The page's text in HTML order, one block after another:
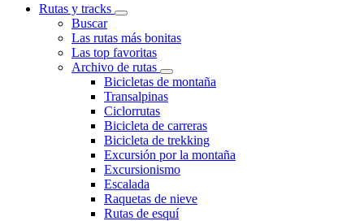
Rutas y tracks
Buscar
Las rutas más bonitas
Las top favoritas
Archivo de rutas
Bicicletas de montaña
Transalpinas
Ciclorrutas
Bicicleta de carreras
Bicicleta de trekking
Excursión por la montaña
Excursionismo
Escalada
Raquetas de nieve
Rutas de esquí